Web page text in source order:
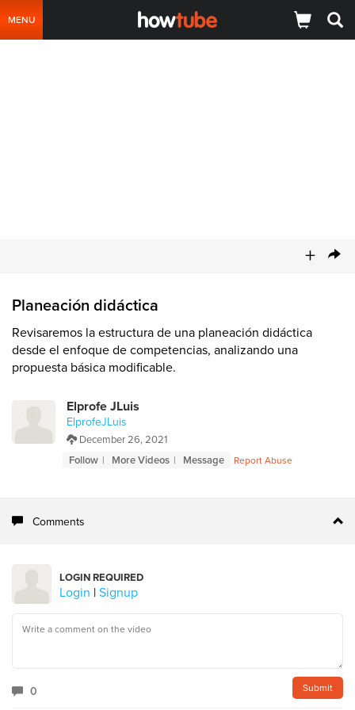
MENU
+
Planeación didáctica
Revisaremos la estructura de una planeación didáctica
desde el enfoque de competencias, analizando una
propuesta básica modificable.
Elprofe JLuis
ElprofeJLuis
December 26, 2021
Follow
More Videos Message Report Abuse
Comments
LOGIN REQUIRED
Login | Signup
0